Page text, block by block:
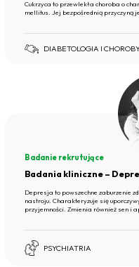
Cukrzyca to przewlekła choroba o
mellitus. Jej bezpośrednią przyczyną
DIABETOLOGIA I
Badanie rekrutujące
Badania kliniczne –
Depresja to powszechne zaburzenie
nastroju. Charakteryzuje się
przyjemności. Zmienia również sen i
PSYCHIATRIA